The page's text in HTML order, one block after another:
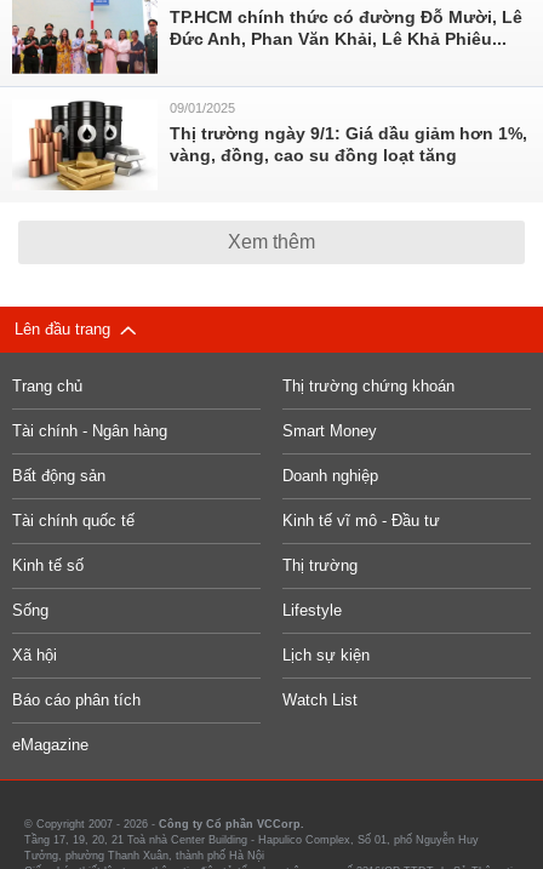
TP.HCM chính thức có đường Đỗ Mười, Lê
Đức Anh, Phan Văn Khải, Lê Khả Phiêu...
09/01/2025
Thị trường ngày 9/1: Giá dầu giảm hơn 1%,
vàng, đồng, cao su đồng loạt tăng
Xem thêm
Lên đầu trang
Trang chủ Thị trường chứng khoán
Tài chính - Ngân hàng Smart Money
Bất động sản Doanh nghiệp
Tài chính quốc tế Kinh tế vĩ mô - Đầu tư
Kinh tế số Thị trường
Sống Lifestyle
Xã hội Lịch sự kiện
Báo cáo phân tích Watch List
eMagazine
© Copyright 2007 - 2026 - Công ty Cổ phần VCCorp.
Tầng 17, 19, 20, 21 Toà nhà Center Building - Hapulico Complex, Số 01, phố Nguyễn Huy
Tưởng, phường Thanh Xuân, thành phố Hà Nội